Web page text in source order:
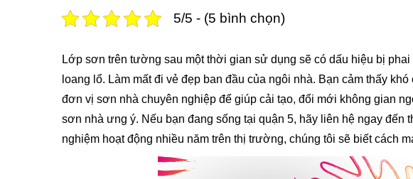
5/5 - (5 bình chọn)
Lớp sơn trên tường sau một thời gian sử dụng sẽ có dấu hiệu bị
loang lổ. Làm mất đi vẻ đẹp ban đầu của ngôi nhà. Bạn cảm thấy
đơn vị sơn nhà chuyên nghiệp để giúp cải tạo, đổi mới không gian
sơn nhà ưng ý. Nếu bạn đang sống tại quận 5, hãy liên hệ ngay
nghiệm hoạt động nhiều năm trên thị trường, chúng tôi sẽ biết cách